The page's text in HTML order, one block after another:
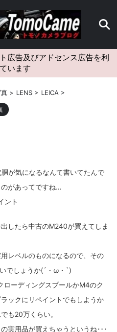
EOS Kiss X4
hobby info iPad
LUMIX S1 LUMIX S9
MX nikki Nikon
OM-3 om-5 II
広告及びアドセンス広告を利
います
> LENS > LEICA >
が気になるなんて書いてたんで
があってですね…
ント
したら中古のM240が買えてしま
レベルのものになるので、その
でしょうか(´・ω・`)
ローディングスプールかM4のク
ックにリペイントでもしようか
も20万くらい。
実用品が買えちゃうというね･･･